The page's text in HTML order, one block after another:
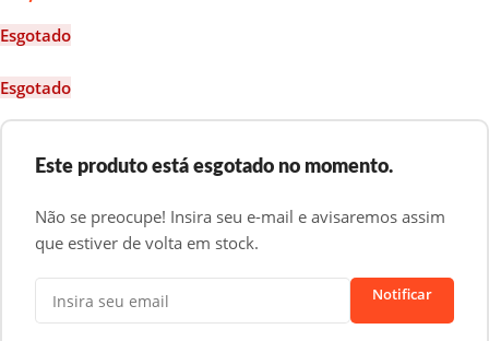
Esgotado
Esgotado
Este produto está esgotado no momento.
Não se preocupe! Insira seu e-mail e avisaremos assim
que estiver de volta em stock.
Notificar